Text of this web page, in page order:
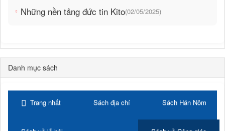
Những nền tảng đức tin Kito(02/05/2025)
Danh mục sách
Trang nhất Sách địa chí Sách Hán Nôm